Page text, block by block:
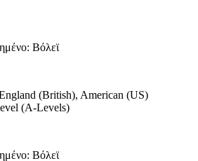
Βόλεϊ
(British), American (US)
(A-Levels)
Βόλεϊ